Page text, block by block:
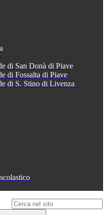
di San Donà di Piave
di Fossalta di Piave
di S. Stino di Livenza